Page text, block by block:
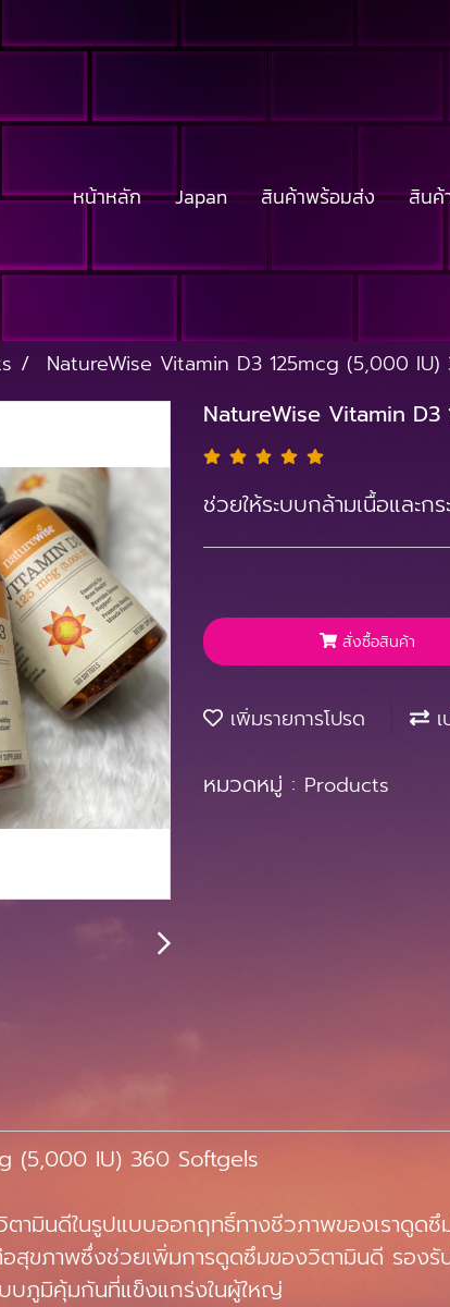
หน้าหลัก Japan สินค้าพร้อมส่ง สินค้
NatureWise Vitamin D3 125mcg (5,000 IU)
NatureWise Vitamin
ช่วยให้ระบบกล้ามเนื้อและ
สั่งซื้อสินค้า
เพิ่มรายการโปรด
หมวดหมู่ : Products
(5,000 IU) 360 Softgels
ามินดีในรูปแบบออกฤทธิ์ทางชีวภาพของเราดูด
สุขภาพซึ่งช่วยเพิ่มการดูดซึมของวิตามินดี รองรั
บบภูมิคุ้มกันที่แข็งแกร่งในผู้ใหญ่